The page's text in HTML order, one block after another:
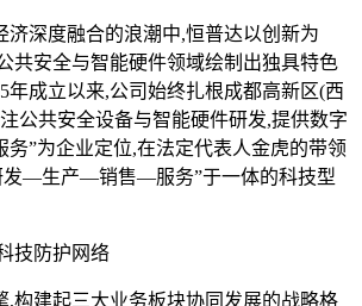
济深度融合的浪潮中,恒普达以创新为
共安全与智能硬件领域绘制出独具特色
年成立以来,公司始终扎根成都高新区(西
公共安全设备与智能硬件研发,提供数字
务”为企业定位,在法定代表人金虎的带领
发—生产—销售—服务”于一体的科技型
技防护网络
,构建起三大业务板块协同发展的战略格